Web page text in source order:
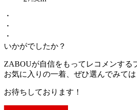
・
・
・
いかがでしたか？
ZABOUが自信をもってレコメンする
お気に入りの一着、ぜひ選んでみては
お待ちしております！